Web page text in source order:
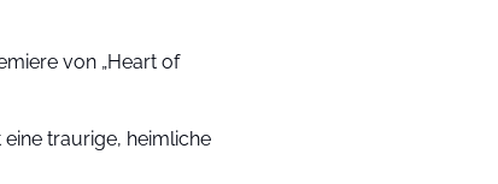
von „Heart of
traurige, heimliche